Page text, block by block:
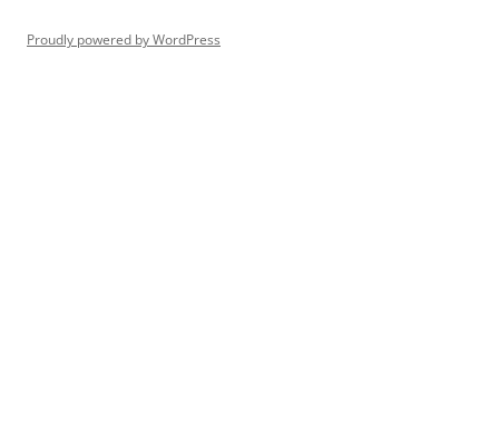
Proudly powered by WordPress